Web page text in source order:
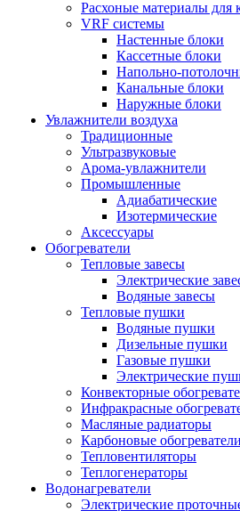
Расхоные материалы для
VRF системы
Настенные блоки
Кассетные блоки
Напольно-
Канальные блоки
Наружные блоки
Увлажнители воздуха
Традиционные
Ультразвуковые
Арома-увлажнители
Промышленныe
Адиабатические
Изотермические
Аксессуары
Обогреватели
Тепловые завесы
Электрические
Водяные завесы
Тепловые пушки
Водяные пушки
Дизельные пушки
Газовые пушки
Электрические
Конвекторные
Инфракрасные
Масляные радиаторы
Карбоновые обогреватели
Тепловентиляторы
Теплогенераторы
Водонагреватели
Электрические